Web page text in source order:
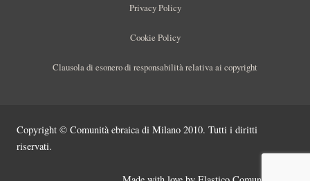
Privacy Policy
Cookie Policy
Clausola di esonero di responsabilità relativa ai copyright
Copyright © Comunità ebraica di Milano 2010. Tutti i diritti
riservati.